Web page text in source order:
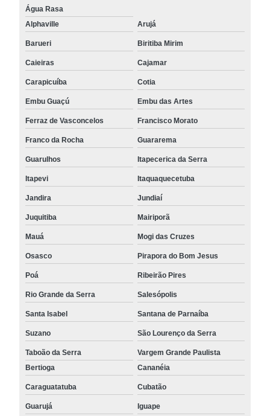
Água Rasa
Alphaville
Arujá
Barueri Biritiba Mirim
Caieiras Cajamar
Carapicuíba Cotia
Embu Guaçú Embu das Artes
Ferraz de Vasconcelos Francisco Morato
Franco da Rocha Guararema
Guarulhos Itapecerica da Serra
Itapevi Itaquaquecetuba
Jandira Jundiaí
Juquitiba Mairiporã
Mauá Mogi das Cruzes
Osasco Pirapora do Bom Jesus
Poá Ribeirão Pires
Rio Grande da Serra Salesópolis
Santa Isabel Santana de Parnaíba
Suzano São Lourenço da Serra
Taboão da Serra
Vargem Grande Paulista
Bertioga
Cananéia
Caraguatatuba Cubatão
Guarujá Iguape